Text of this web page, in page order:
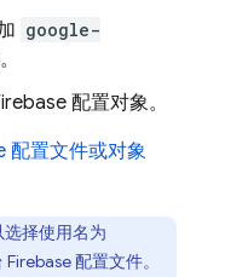
google-
配置对象。
配置文件或对象
选择使用名为
配置文件。